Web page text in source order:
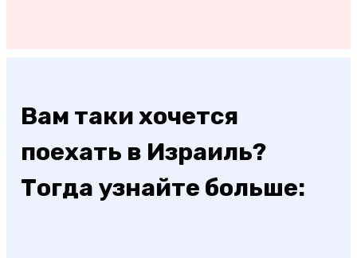
Вам таки хочется
поехать в Израиль?
Тогда узнайте больше: